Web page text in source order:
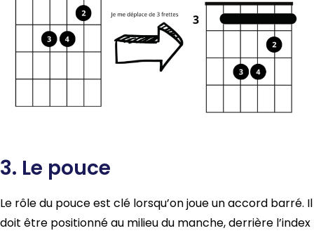
3. Le pouce
Le rôle du pouce est clé lorsqu’on joue un accord barré. Il
doit être positionné au milieu du manche, derrière l’index